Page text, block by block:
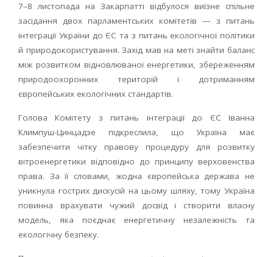
7–8 листопада на Закарпатті відбулося виїзне спільне
засідання двох парламентських комітетів — з питань
інтеграції України до ЄС та з питань екологічної політики
й природокористування. Захід мав на меті знайти баланс
між розвитком відновлюваної енергетики, збереженням
природоохоронних територій і дотриманням
європейських екологічних стандартів.
Голова Комітету з питань інтеграції до ЄС Іванна
Климпуш-Цинцадзе підкреслила, що Україна має
забезпечити чітку правову процедуру для розвитку
вітроенергетики відповідно до принципу верховенства
права. За її словами, жодна європейська держава не
уникнула гострих дискусій на цьому шляху, тому Україна
повинна врахувати чужий досвід і створити власну
модель, яка поєднає енергетичну незалежність та
екологічну безпеку.